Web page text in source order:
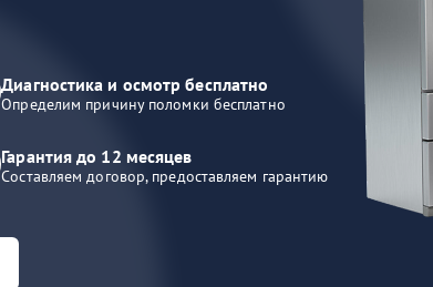
Диагностика и осмотр бесплатно
Определим причину поломки бесплатно
Гарантия до 12 месяцев
Составляем договор, предоставляем гарантию